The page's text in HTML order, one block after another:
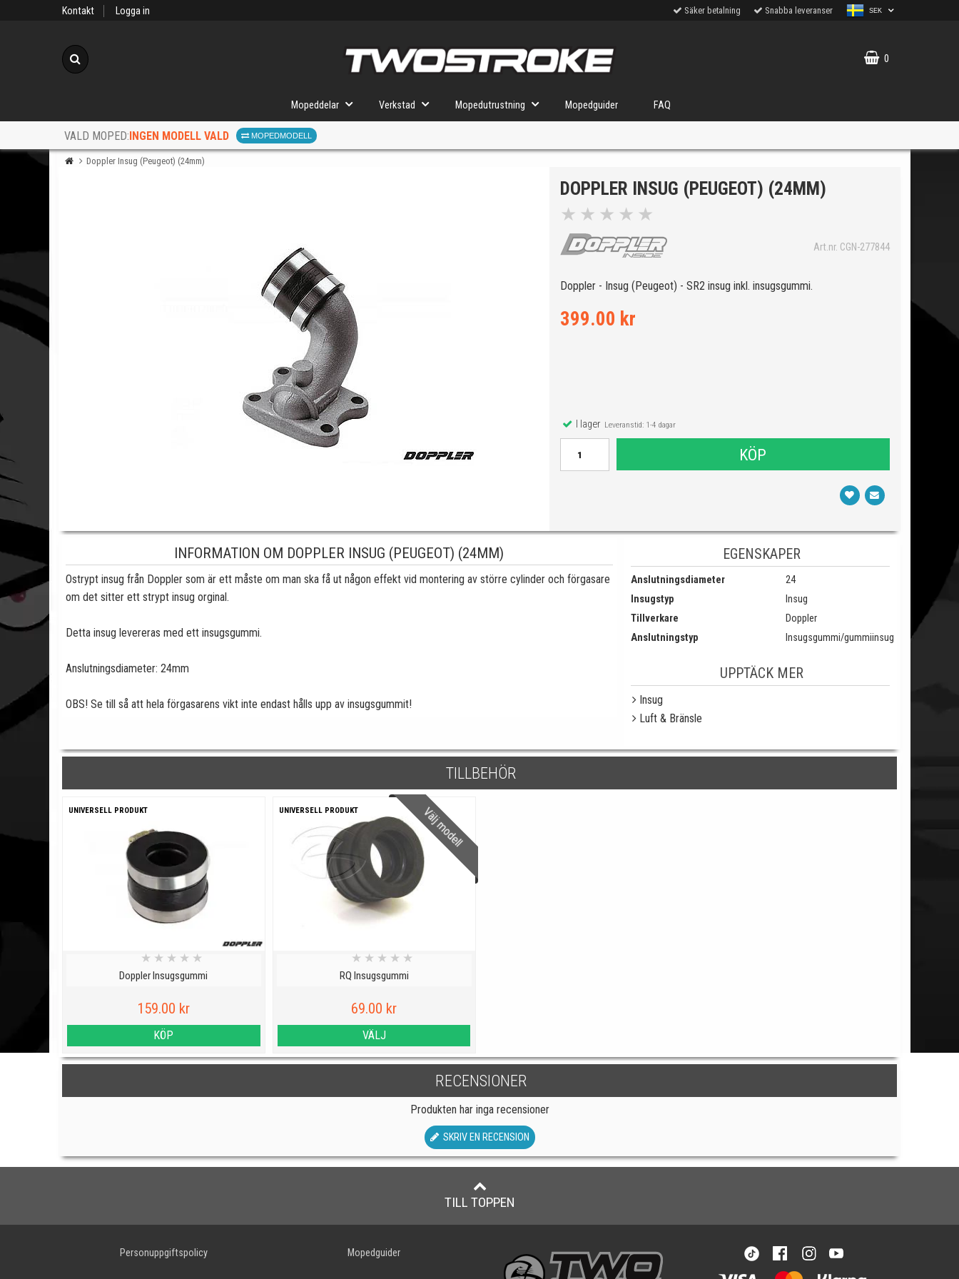
Kontakt Logga in Säker betalning Snabba leveranser SEK
0
Mopeddelar Verkstad Mopedutrustning Mopedguider FAQ
VALD MOPED:INGEN MODELL VALD MOPEDMODELL
FÖR RÄTT DELAR
När du valt kommer butiken visa delar för vald moped och universella produkter.
Doppler Insug (Peugeot) (24mm)
DOPPLER INSUG (PEUGEOT) (24MM)
★ ★ ★ ★ ★
Art.nr. CGN-277844
Doppler - Insug (Peugeot) - SR2 insug inkl. insugsgummi.
399.00 kr
I lagerLeveranstid: 1-4 dagar
KÖP
INFORMATION OM DOPPLER INSUG (PEUGEOT) (24MM)
Ostrypt insug från Doppler som är ett måste om man ska få ut någon effekt vid montering av större cylinder och förgasare
om det sitter ett strypt insug orginal.
Detta insug levereras med ett insugsgummi.
Anslutningsdiameter: 24mm
OBS! Se till så att hela förgasarens vikt inte endast hålls upp av insugsgummit!
EGENSKAPER
Anslutningsdiameter
24
Insugstyp
Insug
Tillverkare
Doppler
Anslutningstyp
Insugsgummi/gummiinsug
UPPTÄCK MER
Insug
Luft & Bränsle
TILLBEHÖR
UNIVERSELL PRODUKT
Doppler Insugsgummi
★ ★ ★ ★ ★
159.00 kr
KÖP
Välj modell
UNIVERSELL PRODUKT
RQ Insugsgummi
★ ★ ★ ★ ★
69.00 kr
VÄLJ
RECENSIONER
Produkten har inga recensioner
SKRIV EN RECENSION
TILL TOPPEN
Personuppgiftspolicy Mopedguider